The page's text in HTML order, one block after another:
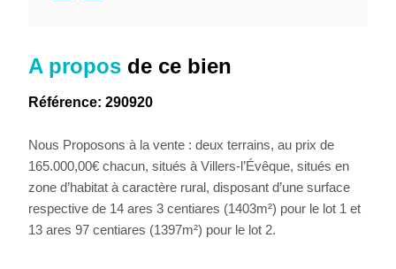
A propos de ce bien
Référence: 290920
Nous Proposons à la vente : deux terrains, au prix de
165.000,00€ chacun, situés à Villers-l’Évêque, situés en
zone d’habitat à caractère rural, disposant d’une surface
respective de 14 ares 3 centiares (1403m²) pour le lot 1 et
13 ares 97 centiares (1397m²) pour le lot 2.